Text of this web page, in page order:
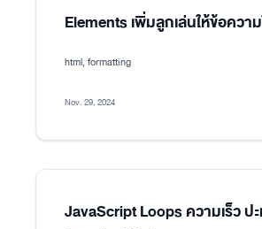
Elements เพิ่มลูกเล่นให้ข้อควา
html, formatting
Nov. 29, 2024
JavaScript Loops ความเร็ว ป